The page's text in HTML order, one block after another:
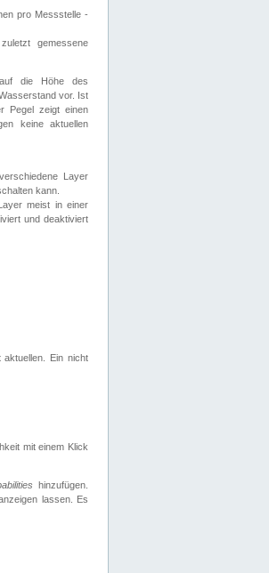
pro Messstelle -
gemessene
die Höhe des
vor. Ist
Pegel zeigt einen
keine aktuellen
Layer
kann.
meist in einer
und deaktiviert
Ein nicht
mit einem Klick
hinzufügen.
lassen. Es